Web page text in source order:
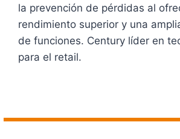
la prevención de pérdidas al
rendimiento superior y una
de funciones. Century líder en
para el retail.